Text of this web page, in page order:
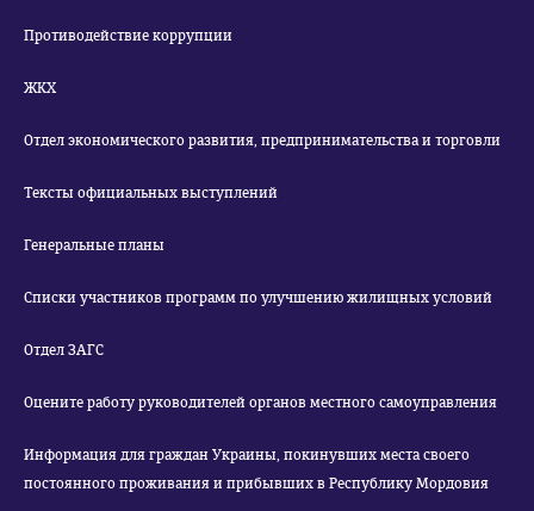
Противодействие коррупции
ЖКХ
Отдел экономического развития, предпринимательства и торговли
Тексты официальных выступлений
Генеральные планы
Списки участников программ по улучшению жилищных условий
Отдел ЗАГС
Оцените работу руководителей органов местного самоуправления
Информация для граждан Украины, покинувших места своего
постоянного проживания и прибывших в Республику Мордовия